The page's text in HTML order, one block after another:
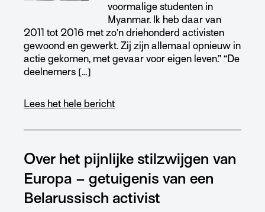
voormalige studenten in
Myanmar. Ik heb daar van
2011 tot 2016 met zo’n driehonderd activisten
gewoond en gewerkt. Zij zijn allemaal opnieuw in
actie gekomen, met gevaar voor eigen leven.” “De
deelnemers […]
Lees het hele bericht
Over het pijnlijke stilzwijgen van
Europa – getuigenis van een
Belarussisch activist